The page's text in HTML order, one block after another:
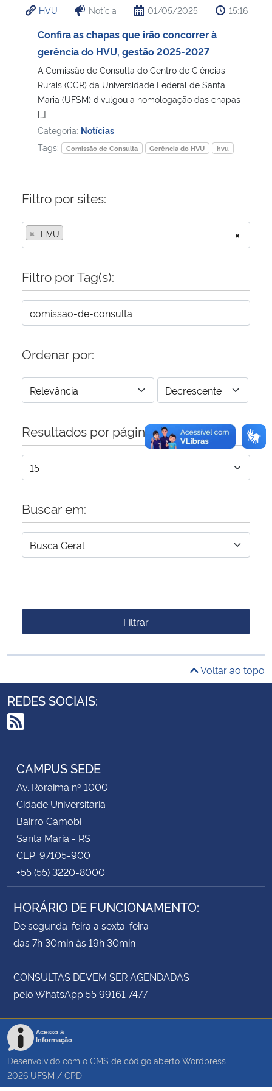
Ministério da Cidadania
Ministério de Minas e Energia
Ministério da Ciência, Tecnologia, Inovações e Comunicações
Ministério do Meio Ambiente
Ministério do Desenvolvimento Regional
Controladoria-Geral da União
Secretaria-Geral
Gabinete de Segurança Institucional
Advocacia-Geral da União
Banco Central do Brasil
HVU Notícia 01/05/2025 15:16
Confira as chapas que irão concorrer à
gerência do HVU, gestão 2025-2027
A Comissão de Consulta do Centro de Ciências
Rurais (CCR) da Universidade Federal de Santa
Maria (UFSM) divulgou a homologação das chapas
[…]
Categoria: Notícias
Tags:
Comissão de Consulta Gerência do HVU hvu
Filtro por sites:
×
× HVU
Filtro por Tag(s):
Ordenar por:
Resultados por página:
Buscar em:
Filtrar
Voltar ao topo
REDES SOCIAIS:
RSS
CAMPUS SEDE
Av. Roraima nº 1000
Cidade Universitária
Bairro Camobi
Santa Maria - RS
CEP: 97105-900
+55 (55) 3220-8000
HORÁRIO DE FUNCIONAMENTO:
De segunda-feira a sexta-feira
das 7h 30min às 19h 30min
CONSULTAS DEVEM SER AGENDADAS
pelo WhatsApp 55 99161 7477
Acesso à
Informação
Desenvolvido com o CMS de código aberto Wordpress
2026 UFSM / CPD